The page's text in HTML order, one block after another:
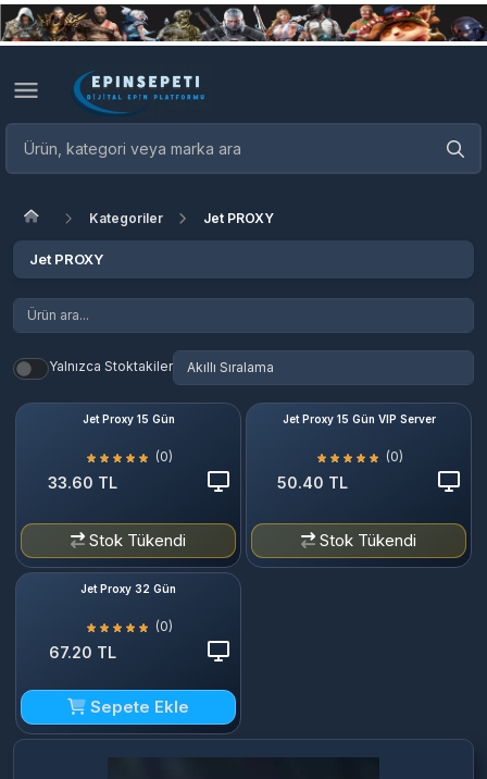
Kategoriler Jet PROXY
Jet PROXY
Yalnızca Stoktakiler
Jet Proxy 15 Gün
(0)
33.60 TL
Stok Tükendi
Jet Proxy 15 Gün VIP Server
(0)
50.40 TL
Stok Tükendi
Jet Proxy 32 Gün
(0)
67.20 TL
Sepete Ekle